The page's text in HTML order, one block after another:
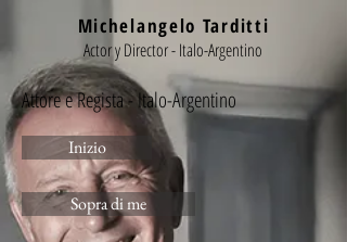
Michelangelo Tarditti
Actor y Director - Italo-Argentino
Attore e Regista - Italo-Argentino
Inizio
Sopra di me